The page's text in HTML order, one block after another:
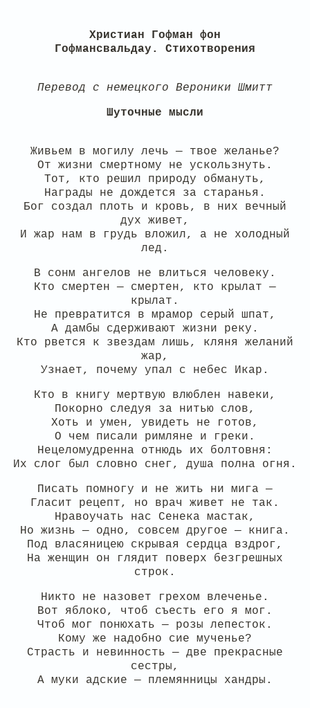
Христиан Гофман фон
Гофмансвальдау. Стихотворения
Перевод с немецкого Вероники Шмитт
Шуточные мысли
Живьем в могилу лечь — твое желанье?
От жизни смертному не ускользнуть.
Тот, кто решил природу обмануть,
Награды не дождется за старанья.
Бог создал плоть и кровь, в них вечный
дух живет,
И жар нам в грудь вложил, а не холодный
лед.
В сонм ангелов не влиться человеку.
Кто смертен — смертен, кто крылат —
крылат.
Не превратится в мрамор серый шпат,
А дамбы сдерживают жизни реку.
Кто рвется к звездам лишь, кляня желаний
жар,
Узнает, почему упал с небес Икар.
Кто в книгу мертвую влюблен навеки,
Покорно следуя за нитью слов,
Хоть и умен, увидеть не готов,
О чем писали римляне и греки.
Нецеломудренна отнюдь их болтовня:
Их слог был словно снег, душа полна огня.
Писать помногу и не жить ни мига —
Гласит рецепт, но врач живет не так.
Нравоучать нас Сенека мастак,
Но жизнь — одно, совсем другое — книга.
Под власяницею скрывая сердца вздрог,
На женщин он глядит поверх безгрешных
строк.
Никто не назовет грехом влеченье.
Вот яблоко, чтоб съесть его я мог.
Чтоб мог понюхать — розы лепесток.
Кому же надобно сие мученье?
Страсть и невинность — две прекрасные
сестры,
А муки адские — племянницы хандры.